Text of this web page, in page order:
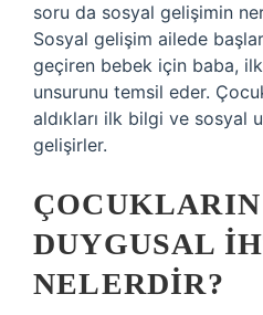
soru da sosyal gelişimin
Sosyal gelişim ailede
geçiren bebek için baba,
unsurunu temsil eder.
aldıkları ilk bilgi ve sosyal
gelişirler.
DUYGUSAL
NELERDIR?